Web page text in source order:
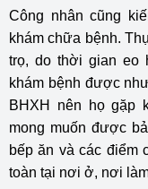
Công nhân cũng
khám chữa bệnh.
trọ, do thời gian eo
khám bệnh được
BHXH nên họ gặp
mong muốn được
bếp ăn và các điểm
toàn tại nơi ở, nơi